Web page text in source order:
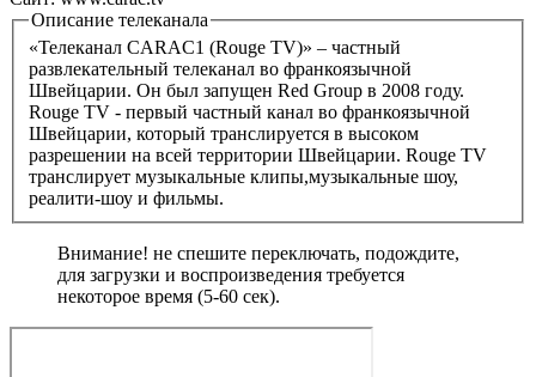
Описание телеканала
«Телеканал CARAC1 (Rouge TV)» – частный
развлекательный телеканал во франкоязычной
Швейцарии. Он был запущен Red Group в 2008 году.
Rouge TV - первый частный канал во франкоязычной
Швейцарии, который транслируется в высоком
разрешении на всей территории Швейцарии. Rouge TV
транслирует музыкальные клипы,музыкальные шоу,
реалити-шоу и фильмы.
Внимание! не спешите переключать, подождите,
для загрузки и воспроизведения требуется
некоторое время (5-60 сек).